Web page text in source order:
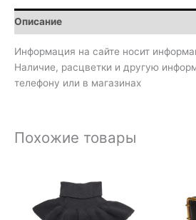
Описание
Информация на сайте носит
Наличие, расцветки и другую
телефону или в магазинах
Похожие товары